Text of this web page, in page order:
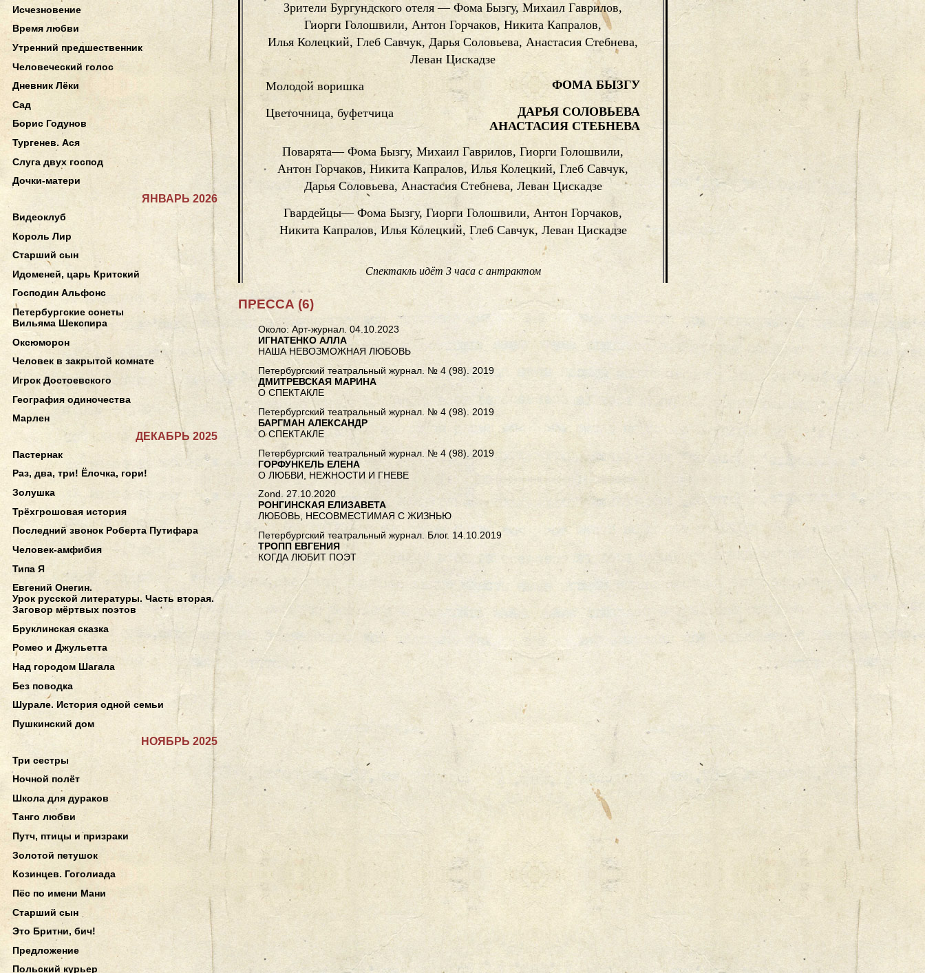
Зрители Бургундского отеля — Фома Бызгу, Михаил Гаврилов,
Гиорги Голошвили, Антон Горчаков, Никита Капралов,
Илья Колецкий, Глеб Савчук, Дарья Соловьева, Анастасия Стебнева,
Леван Цискадзе
Молодой воришка
ФОМА БЫЗГУ
Цветочница, буфетчица
ДАРЬЯ СОЛОВЬЕВА
АНАСТАСИЯ СТЕБНЕВА
Поварята— Фома Бызгу, Михаил Гаврилов, Гиорги Голошвили,
Антон Горчаков, Никита Капралов, Илья Колецкий, Глеб Савчук,
Дарья Соловьева, Анастасия Стебнева, Леван Цискадзе
Гвардейцы— Фома Бызгу, Гиорги Голошвили, Антон Горчаков,
Никита Капралов, Илья Колецкий, Глеб Савчук, Леван Цискадзе
Спектакль идёт 3 часа с антрактом
ПРЕССА (6)
Около: Арт-журнал. 04.10.2023
ИГНАТЕНКО АЛЛА
НАША НЕВОЗМОЖНАЯ ЛЮБОВЬ
Петербургский театральный журнал. № 4 (98). 2019
ДМИТРЕВСКАЯ МАРИНА
О СПЕКТАКЛЕ
Петербургский театральный журнал. № 4 (98). 2019
БАРГМАН АЛЕКСАНДР
О СПЕКТАКЛЕ
Петербургский театральный журнал. № 4 (98). 2019
ГОРФУНКЕЛЬ ЕЛЕНА
О ЛЮБВИ, НЕЖНОСТИ И ГНЕВЕ
Zond. 27.10.2020
РОНГИНСКАЯ ЕЛИЗАВЕТА
ЛЮБОВЬ, НЕСОВМЕСТИМАЯ С ЖИЗНЬЮ
Петербургский театральный журнал. Блог. 14.10.2019
ТРОПП ЕВГЕНИЯ
КОГДА ЛЮБИТ ПОЭТ
Исчезновение
Время любви
Утренний предшественник
Человеческий голос
Дневник Лёки
Сад
Борис Годунов
Тургенев. Ася
Слуга двух господ
Дочки-матери
ЯНВАРЬ 2026
Видеоклуб
Король Лир
Старший сын
Идоменей, царь Критский
Господин Альфонс
Петербургские сонеты
Вильяма Шекспира
Оксюморон
Человек в закрытой комнате
Игрок Достоевского
География одиночества
Марлен
ДЕКАБРЬ 2025
Пастернак
Раз, два, три! Ёлочка, гори!
Золушка
Трёхгрошовая история
Последний звонок Роберта Путифара
Человек-амфибия
Типа Я
Евгений Онегин.
Урок русской литературы. Часть вторая.
Заговор мёртвых поэтов
Бруклинская сказка
Ромео и Джульетта
Над городом Шагала
Без поводка
Шурале. История одной семьи
Пушкинский дом
НОЯБРЬ 2025
Три сестры
Ночной полёт
Школа для дураков
Танго любви
Путч, птицы и призраки
Золотой петушок
Козинцев. Гоголиада
Пёс по имени Мани
Старший сын
Это Бритни, бич!
Предложение
Польский курьер